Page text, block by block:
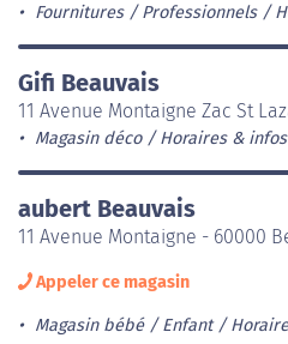
Fournitures / Professionnels
Gifi Beauvais
11 Avenue Montaigne Zac St
Magasin déco Horaires & infos
aubert Beauvais
11 Avenue Montaigne - 60000
Appeler ce magasin
Magasin bébé / Enfant